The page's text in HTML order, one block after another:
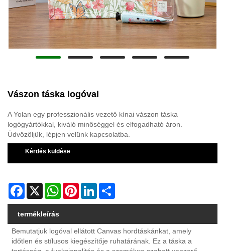
Vászon táska logóval
A Yolan egy professzionális vezető kínai vászon táska
logógyártókkal, kiváló minőséggel és elfogadható áron.
Üdvözöljük, lépjen velünk kapcsolatba.
Kérdés küldése
Facebook
X WhatsAppPinterestLinkedIn
termékleírás
Bemutatjuk logóval ellátott Canvas hordtáskánkat, amely
időtlen és stílusos kiegészítője ruhatárának. Ez a táska a